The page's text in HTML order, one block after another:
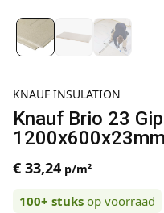
KNAUF INSULATION
Knauf Brio 23
€ 33,24 p/m²
100+ stuks op voorraad